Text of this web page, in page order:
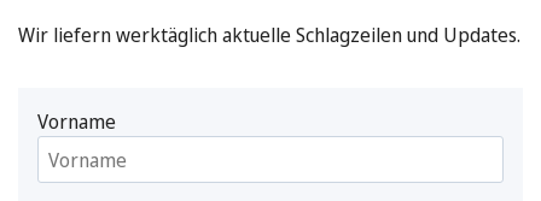
Wir liefern werktäglich aktuelle Schlagzeilen und Updates.
Vorname